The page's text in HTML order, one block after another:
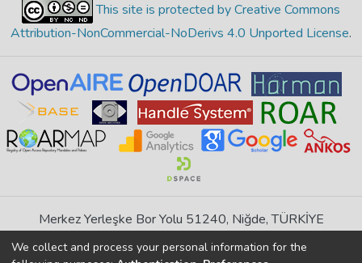
This site is protected by Creative Commons
Attribution-NonCommercial-NoDerivs 4.0 Unported License.
Merkez Yerleşke Bor Yolu 51240, Niğde, TÜRKİYE
If you find any errors in content please report us
We collect and process your personal information for the